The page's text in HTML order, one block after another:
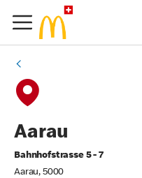
Aarau
Bahnhofstrasse 5 - 7
Aarau, 5000